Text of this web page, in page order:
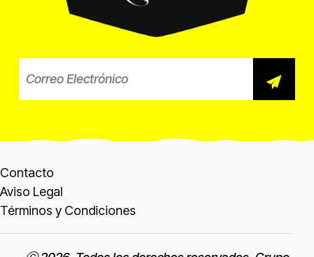
Contacto
Aviso Legal
Términos y Condiciones